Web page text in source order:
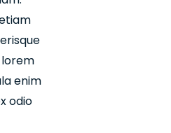
enim
odio